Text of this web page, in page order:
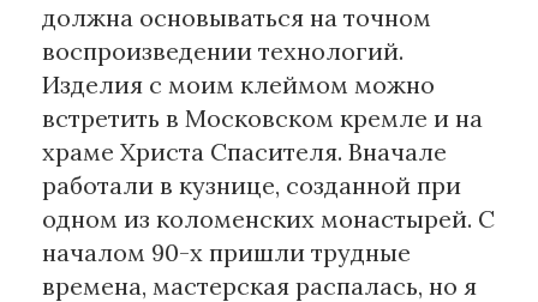
должна основываться на точном
воспроизведении технологий.
Изделия с моим клеймом можно
встретить в Московском кремле и на
храме Христа Спасителя. Вначале
работали в кузнице, созданной при
одном из коломенских монастырей. С
началом 90-х пришли трудные
времена, мастерская распалась, но я